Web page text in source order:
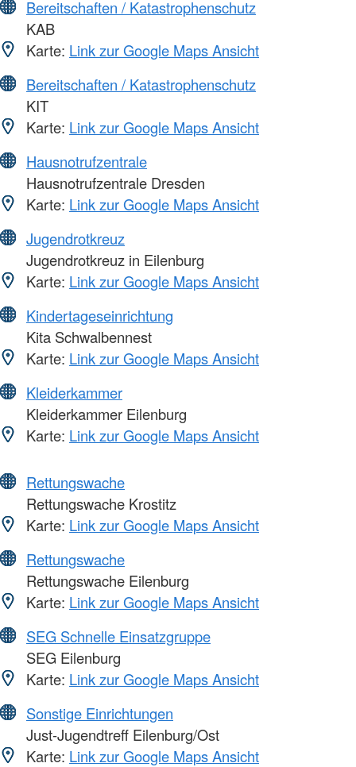
Bereitschaften / Katastrophenschutz
KAB
Karte: Link zur Google Maps Ansicht
Bereitschaften / Katastrophenschutz
KIT
Karte: Link zur Google Maps Ansicht
Hausnotrufzentrale
Hausnotrufzentrale Dresden
Karte: Link zur Google Maps Ansicht
Jugendrotkreuz
Jugendrotkreuz in Eilenburg
Karte: Link zur Google Maps Ansicht
Kindertageseinrichtung
Kita Schwalbennest
Karte: Link zur Google Maps Ansicht
Kleiderkammer
Kleiderkammer Eilenburg
Karte: Link zur Google Maps Ansicht
Rettungswache
Rettungswache Krostitz
Karte: Link zur Google Maps Ansicht
Rettungswache
Rettungswache Eilenburg
Karte: Link zur Google Maps Ansicht
SEG Schnelle Einsatzgruppe
SEG Eilenburg
Karte: Link zur Google Maps Ansicht
Sonstige Einrichtungen
Just-Jugendtreff Eilenburg/Ost
Karte: Link zur Google Maps Ansicht